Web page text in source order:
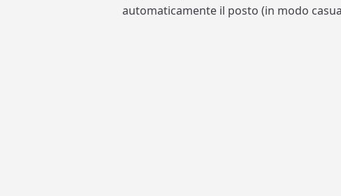
automaticamente il posto (in modo